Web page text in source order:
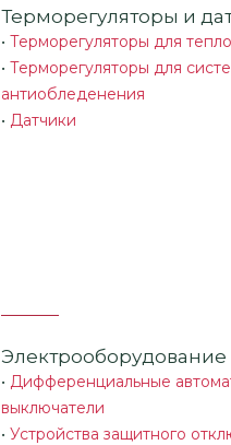
Терморегуляторы и
• Терморегуляторы для
• Терморегуляторы для
антиобледенения
• Датчики
Электрооборудование
• Дифференциальные
выключатели
• Устройства защитного